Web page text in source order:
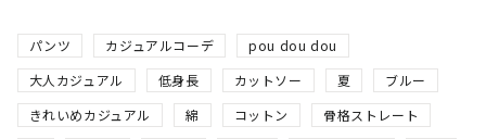
パンツ カジュアルコーデ
pou dou dou
大人カジュアル
低身長 カットソー 夏
ブルー
きれいめカジュアル
綿 コットン
骨格ストレート